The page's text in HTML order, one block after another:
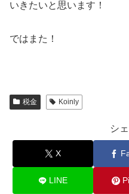
いきたいと思います！
ではまた！
税金 Koinly
シ
X
LINE